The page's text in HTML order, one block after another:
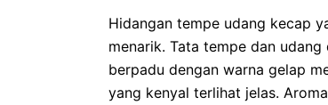
Hidangan tempe udang kecap
menarik. Tata tempe dan
berpadu dengan warna gelap
yang kenyal terlihat jelas.